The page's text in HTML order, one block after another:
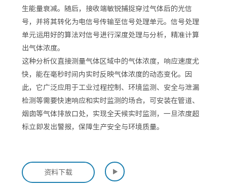
生能量衰减。随后，接收端敏锐捕捉穿过气体后的光信
号，并将其转化为电信号传输至信号处理单元。信号处理
单元运用好的算法对信号进行深度处理与分析，精准计算
出气体浓度。
这种分析仪直接测量气体区域中的气体浓度，响应速度尤
快，能在毫秒时间内实时反映气体浓度的动态变化。因
此，它广泛应用于工业过程控制、环境监测、安全与泄漏
检测等需要快速响应和实时监测的场合，可安装在管道、
烟囱等气体排放口处，实现全天候实时监测，一旦浓度超
标立即发出警报，保障生产安全与环境质量。
资料下载 